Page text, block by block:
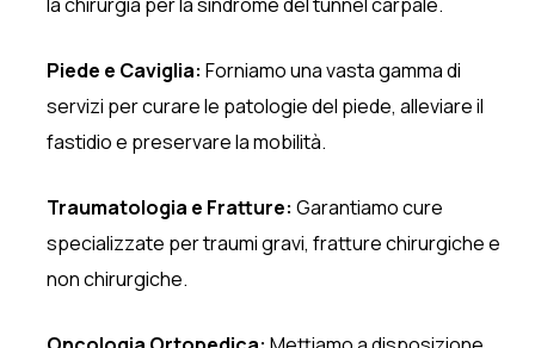
Piede e Caviglia: Forniamo una vasta gamma di
servizi per curare le patologie del piede, alleviare il
fastidio e preservare la mobilità.
Traumatologia e Fratture: Garantiamo cure
specializzate per traumi gravi, fratture chirurgiche e
non chirurgiche.